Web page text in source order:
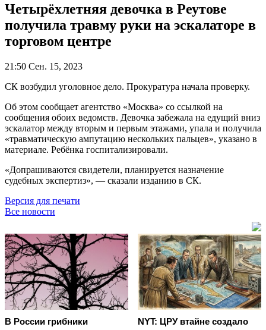
Четырёхлетняя девочка в Реутове
получила травму руки на эскалаторе в
торговом центре
21:50 Сен. 15, 2023
СК возбудил уголовное дело. Прокуратура начала проверку.
Об этом сообщает агентство «Москва» со ссылкой на
сообщения обоих ведомств. Девочка забежала на едущий вниз
эскалатор между вторым и первым этажами, упала и получила
«травматическую ампутацию нескольких пальцев», указано в
материале. Ребёнка госпитализировали.
«Допрашиваются свидетели, планируется назначение
судебных экспертиз», — сказали изданию в СК.
Версия для печати
Все новости
В России грибники
NYT: ЦРУ втайне создало